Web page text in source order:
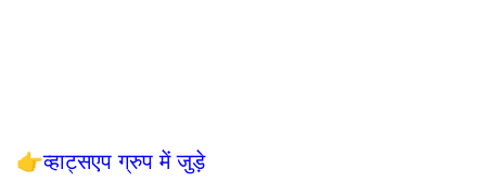
👉व्हाट्सएप ग्रुप में जुड़े